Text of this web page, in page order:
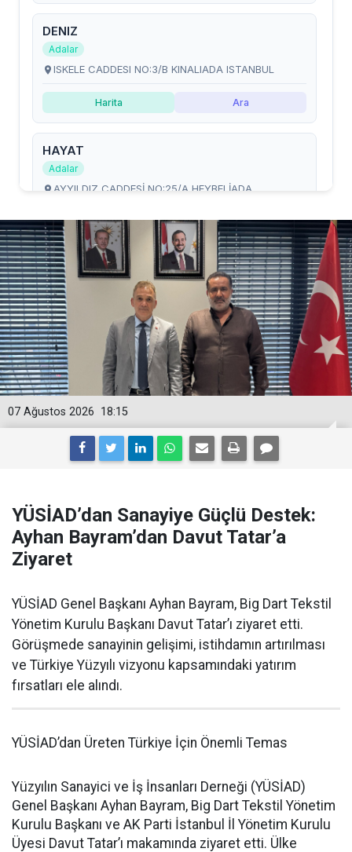
18:15
07 Ağustos 2026
YÜSİAD’dan Sanayiye Güçlü Destek:
Ayhan Bayram’dan Davut Tatar’a
Ziyaret
YÜSİAD Genel Başkanı Ayhan Bayram, Big Dart Tekstil
Yönetim Kurulu Başkanı Davut Tatar’ı ziyaret etti.
Görüşmede sanayinin gelişimi, istihdamın artırılması
ve Türkiye Yüzyılı vizyonu kapsamındaki yatırım
fırsatları ele alındı.
YÜSİAD’dan Üreten Türkiye İçin Önemli Temas
Yüzyılın Sanayici ve İş İnsanları Derneği (YÜSİAD)
Genel Başkanı Ayhan Bayram, Big Dart Tekstil Yönetim
Kurulu Başkanı ve AK Parti İstanbul İl Yönetim Kurulu
Üyesi Davut Tatar’ı makamında ziyaret etti. Ülke